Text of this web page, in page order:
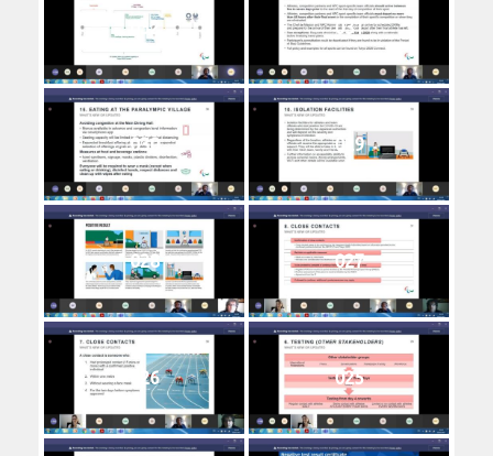
032 031
030 029
028 027
026 025